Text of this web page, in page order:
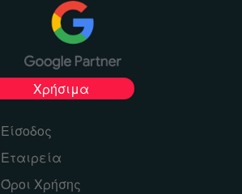
Χρήσιμα
Είσοδος
Εταιρεία
Όροι Χρήσης